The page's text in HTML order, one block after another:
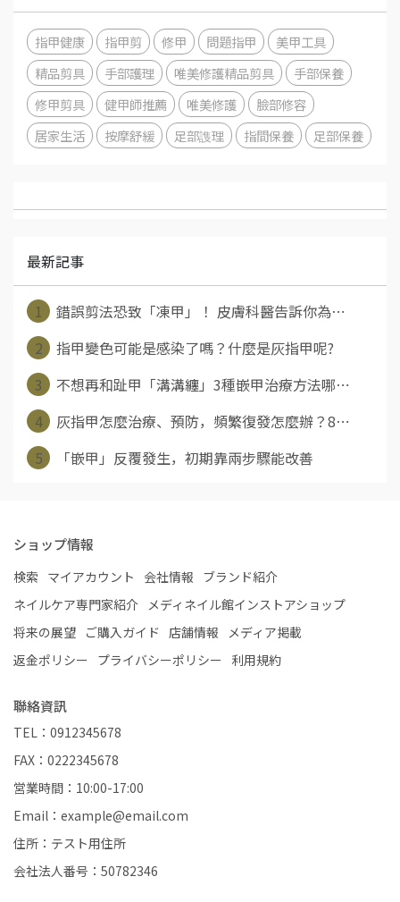
指甲健康 指甲剪 修甲 問題指甲
美甲工具
精品剪具
手部護理 唯美修護精品剪具
手部保養
修甲剪具
健甲師推薦 唯美修護
臉部修容
居家生活
按摩舒緩 足部謢理 指間保養 足部保養
最新記事
1
錯誤剪法恐致「凍甲」！ 皮膚科醫告訴你為⋯
2
指甲變色可能是感染了嗎？什麼是灰指甲呢?
3
不想再和趾甲「溝溝纏」3種嵌甲治療方法哪⋯
4
灰指甲怎麼治療、預防，頻繁復發怎麼辦？8⋯
5
「嵌甲」反覆發生，初期靠兩步驟能改善
ショップ情報
検索 マイアカウント 会社情報 ブランド紹介
ネイルケア専門家紹介 メディネイル館インストアショップ
将来の展望 ご購入ガイド 店舗情報
メディア掲載
返金ポリシー プライバシーポリシー 利用規約
聯絡資訊
TEL：0912345678
FAX：0222345678
営業時間：10:00-17:00
Email：example@email.com
住所：テスト用住所
会社法人番号：50782346